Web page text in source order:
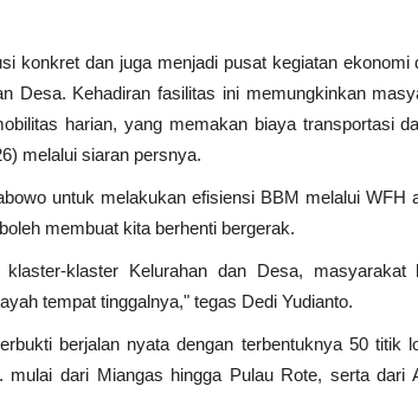
konkret dan juga menjadi pusat kegiatan ekonomi
Desa. Kehadiran fasilitas ini memungkinkan
harian, yang memakan biaya transportasi
melalui siaran persnya.
untuk melakukan efisiensi BBM melalui WFH
membuat kita berhenti bergerak.
klaster Kelurahan dan Desa, masyarakat
tempat tinggalnya," tegas Dedi Yudianto.
berjalan nyata dengan terbentuknya 50 titik
dari Miangas hingga Pulau Rote, serta dari